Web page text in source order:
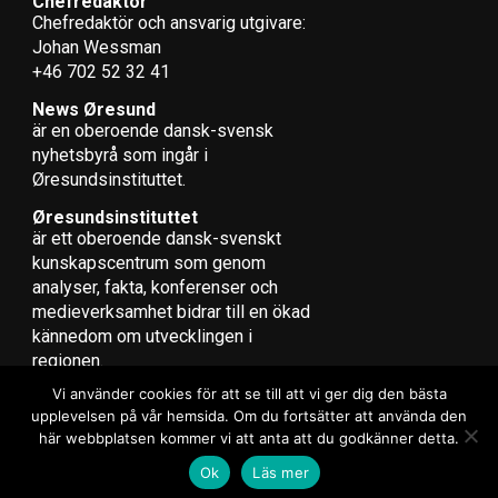
Socialdemokratiet:
Radikale Venstre: 8,6 (4,6)
Socialistisk Folkeparti:
Enhedslisten:6,9 (7,8)
Röda blocket:49,1 procent (91 mandat)
Alternativet:
3,0 (4,8) (5 mandat)
Röda blocket inkl Alternativet:
Venstre:23,4 (19,5)
Konservative Folkeparti:6,6 (3,4)
Liberal Alliance:
Dansk Folkeparti: 8,7 (21,1)
Kristendemokraterne:1,7 (0,8)
Klaus Riskær Pedersen: 0,8 (-)
43,5 procent (75 mandat)
Chefredaktör och ansvarig utgivare:
Johan Wessman
+46 702 52 32 41
News Øresund
är en oberoende dansk-svensk
nyhets­byrå som ingår i
Øresundsinstituttet.
Øresundsinstituttet
är ett oberoende dansk-svenskt
kunskapscentrum som genom
analyser, fakta, konferenser och
medieverksamhet bidrar till en ökad
kännedom om utvecklingen i
regionen.
Copyright © 2017 Zox News Theme. Theme by MVP Themes, powered
by WordPress.
Vi använder cookies för att se till att vi ger dig den bästa
upplevelsen på vår hemsida. Om du fortsätter att använda den
här webbplatsen kommer vi att anta att du godkänner detta.
Ok
Läs mer